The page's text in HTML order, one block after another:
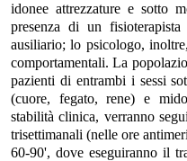
idonee attrezzature e sotto
presenza di un
ausiliario; lo psicologo,
comportamentali. La
pazienti di entrambi i sessi
(cuore, fegato, rene) e
stabilità clinica, verranno
trisettimanali (nelle ore
60-90', dove eseguiranno il